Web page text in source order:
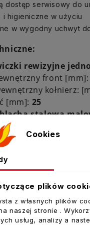
dostęp serwisowy do
i higieniczne w użyciu
w wygodny uchwyt
rewizyjne
front [mm]:
kołnierz:
[mm]: 25
blacha stalowa
VENTS
w tej kategorii:
Cookies
plików
z własnych plików
naszej stronie .
usług, analizy a